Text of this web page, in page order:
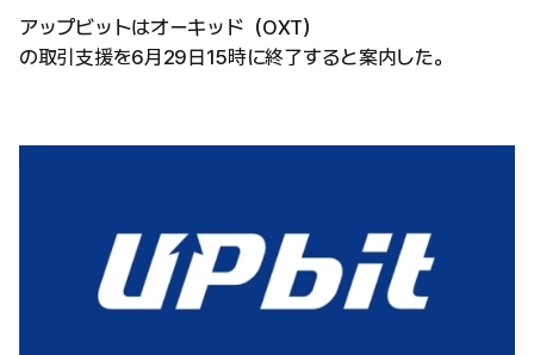
アップビットはオーキッド（OXT）
の取引支援を6月29日15時に終了すると案内した。